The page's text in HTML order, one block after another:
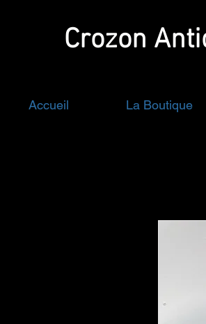
Crozon
Accueil La Boutique